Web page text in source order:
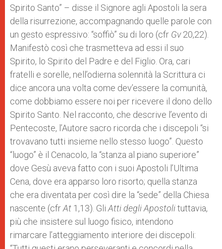
Spirito Santo” – disse il Signore agli Apostoli la sera
della risurrezione, accompagnando quelle parole con
un gesto espressivo: “soffiò” su di loro (cfr Gv20,22).
Manifestò così che trasmetteva ad essi il suo
Spirito, lo Spirito del Padre e del Figlio. Ora, cari
fratelli e sorelle, nell’odierna solennità la Scrittura ci
dice ancora una volta come dev’essere la comunità,
come dobbiamo essere noi per ricevere il dono dello
Spirito Santo. Nel racconto, che descrive l’evento di
Pentecoste, l’Autore sacro ricorda che i discepoli “si
trovavano tutti insieme nello stesso luogo”. Questo
“luogo” è il Cenacolo, la “stanza al piano superiore”
dove Gesù aveva fatto con i suoi Apostoli l’Ultima
Cena, dove era apparso loro risorto; quella stanza
che era diventata per così dire la “sede” della Chiesa
nascente (cfrAt 1,13). Gli Atti degli Apostolituttavia,
più che insistere sul luogo fisico, intendono
rimarcare l’atteggiamento interiore dei discepoli: